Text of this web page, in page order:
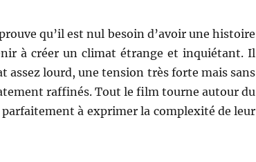
qu’il est nul besoin d’avoir une histoire
à créer un climat étrange et inquiétant. Il
assez lourd, une tension très forte mais sans
raffinés. Tout le film tourne autour du
à exprimer la complexité de leur